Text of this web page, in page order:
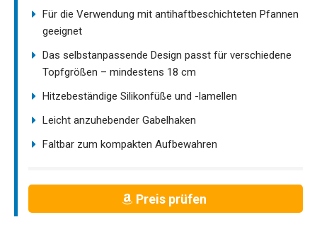
Für die Verwendung mit antihaftbeschichteten Pfannen
geeignet
Das selbstanpassende Design passt für verschiedene
Topfgrößen – mindestens 18 cm
Hitzebeständige Silikonfüße und -lamellen
Leicht anzuhebender Gabelhaken
Faltbar zum kompakten Aufbewahren
Preis prüfen